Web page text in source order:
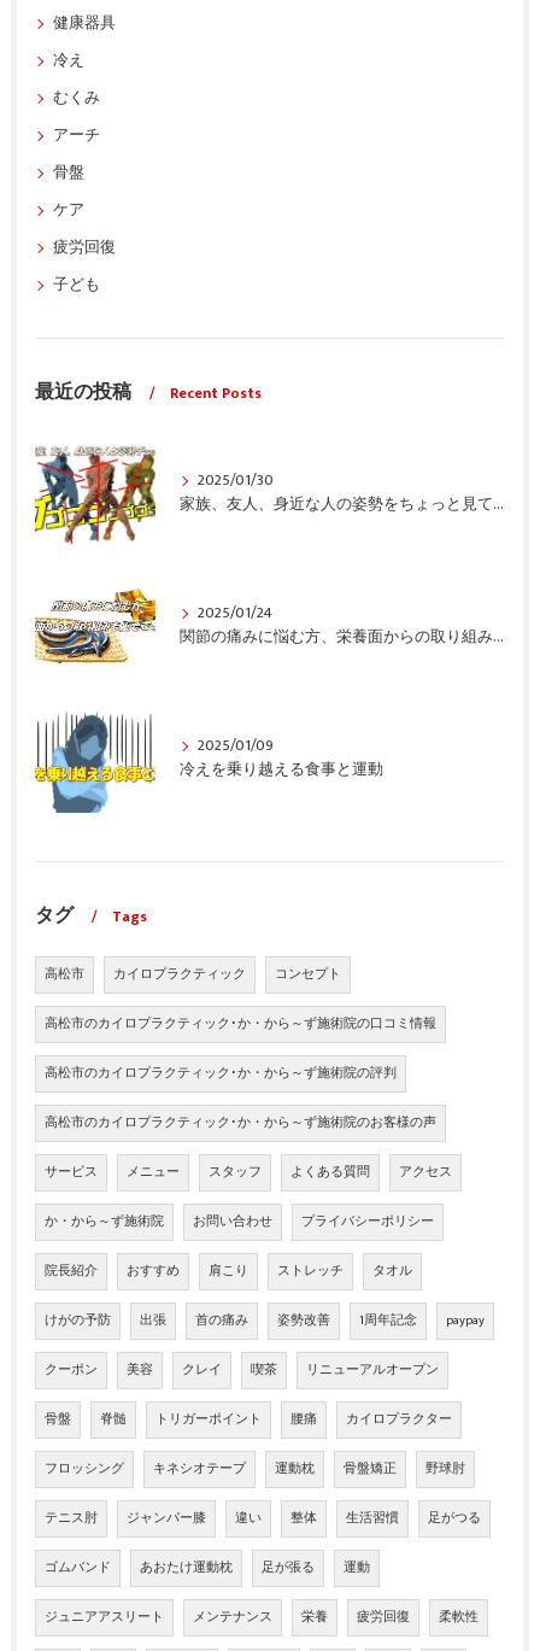
健康器具
冷え
むくみ
アーチ
骨盤
ケア
疲労回復
子ども
最近の投稿 Recent Posts
2025/01/30
家族、友人、身近な人の姿勢をちょっと見てみませんか？
2025/01/24
関節の痛みに悩む方、栄養面からの取り組みも重要ですよ！
2025/01/09
冷えを乗り越える食事と運動
タグ Tags
高松市 カイロプラクティック コンセプト
高松市のカイロプラクティック･か・から～ず施術院の口コミ情報
高松市のカイロプラクティック･か・から～ず施術院の評判
高松市のカイロプラクティック･か・から～ず施術院のお客様の声
サービス メニュー スタッフ よくある質問 アクセス
か・から～ず施術院 お問い合わせ プライバシーポリシー
院長紹介 おすすめ 肩こり ストレッチ タオル
けがの予防 出張 首の痛み 姿勢改善 1周年記念 paypay
クーポン 美容 クレイ 喫茶 リニューアルオープン
骨盤 脊髄 トリガーポイント 腰痛 カイロプラクター
フロッシング キネシオテープ 運動枕 骨盤矯正 野球肘
テニス肘 ジャンパー膝 違い 整体 生活習慣 足がつる
ゴムバンド あおたけ運動枕 足が張る 運動
ジュニアアスリート メンテナンス 栄養 疲労回復 柔軟性